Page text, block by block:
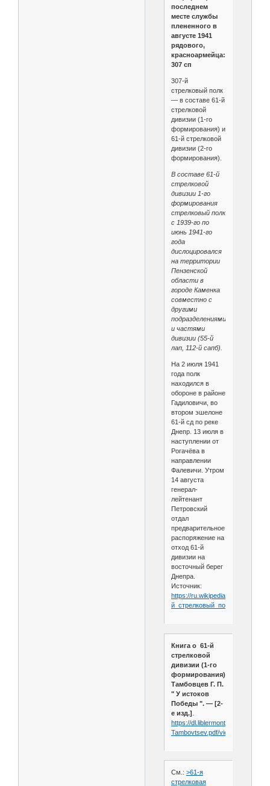
последнем
месте службы
плененного в
августе 1941
рядового,
красноармейца:
307 сп
307-й
стрелковый полк
— в составе 61-й
стрелковой
дивизии (1-го
формирования) и
61-й стрелковой
дивизии (2-го
формирования).
В составе 61-й
стрелковой
дивизии 1-го
формирования
стрелковый полк
с 1939-го по
июнь 1941-го
года
дислоцировался
на территории
Пензенской
области в
городе Каменка
совместно с
другими
подразделениями
и частями
дивизии (55-й
лап, 112-й сапб).
На 2 июля 1941
года полк
находился в
обороне в районе
Гадиловичи, во
втором эшелоне
61-й сд по реке
Днепр. 13 июля в
наступлении от
Рогачёва в
направлении
Фалевичи. Утром
14 августа
генерал-
лейтенант
Петровский
отдал
предварительное
распоряжение на
отход 61-й
дивизии на
восточный берег
Днепра.
Источник:
https://ru.wikipedia.org/wiki/307-
й_стрелковый_полк
Книга о 61-й
стрелковой
дивизии (1-го
формирования):
Тамбовцев Г. П.
" У истоков
Победы ". — [2-
е изд.]
https://dl.liblermont.ru/DL/pobeda
Tambovtsev.pdf/view
См.: >61-я
стрелковая